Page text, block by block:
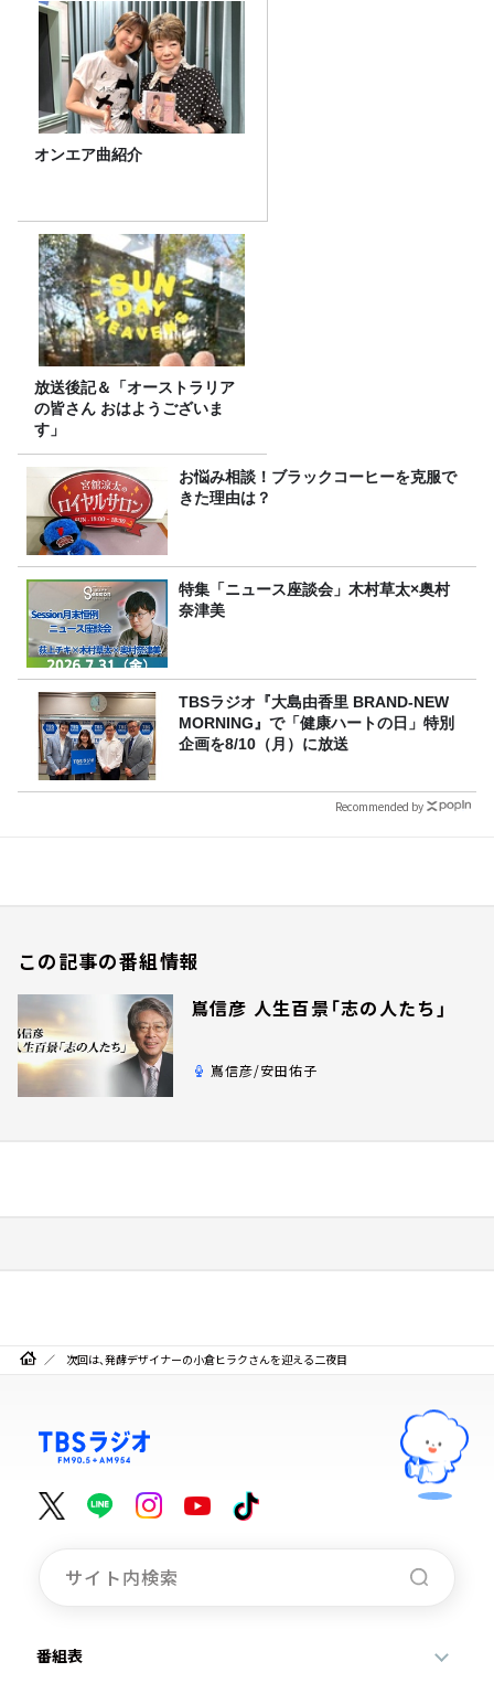
オンエア曲紹介
放送後記＆「オーストラリア
の皆さん おはようございま
す」
お悩み相談！ブラックコーヒーを克服で
きた理由は？
特集「ニュース座談会」木村草太×奥村
奈津美
TBSラジオ『大島由香里 BRAND-NEW
MORNING』で「健康ハートの日」特別
企画を8/10（月）に放送
Recommended by
この記事の番組情報
嶌信彦 人生百景「志の人たち」
嶌信彦/安田佑子
次回は、発酵デザイナーの小倉ヒラクさんを迎える二夜目
番組表